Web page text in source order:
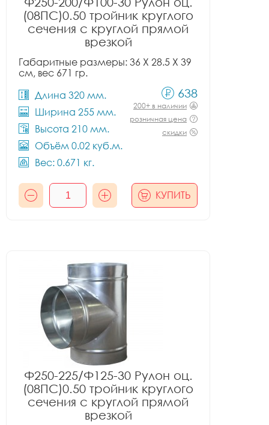
(08ПС)0.50 тройник круглого
сечения с круглой прямой
врезкой
Габаритные размеры: 36 X 28.5 X 39
см, вес 671 гр.
Длина 320 мм.
Ширина 255 мм.
Высота 210 мм.
Объём 0.02 куб.м.
Вес: 0.671 кг.
638
200+ в наличии
розничная цена
скидки
КУПИТЬ
Ф250-225/Ф125-30 Рулон оц.
(08ПС)0.50 тройник круглого
сечения с круглой прямой
врезкой